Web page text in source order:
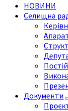
НОВИНИ
Селищна
Документи